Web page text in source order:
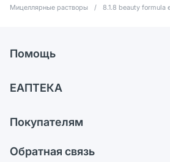
Мицеллярные растворы
/ 8.1.8 beauty formula
Помощь
Самовывоз из аптек
Ответы на вопросы
ЕАПТЕКА
Карьера
Поставщики
Покупателям
Обратная связь